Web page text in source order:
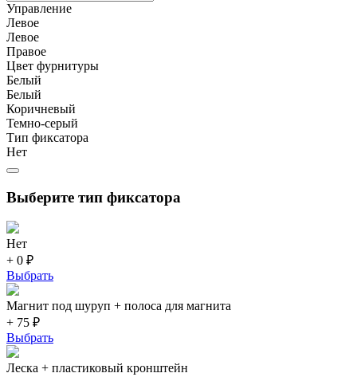
Управление
Левое
Левое
Правое
Цвет фурнитуры
Белый
Белый
Коричневый
Темно-серый
Тип фиксатора
Нет
Выберите тип фиксатора
Нет
+ 0 ₽
Выбрать
Магнит под шуруп + полоса для магнита
+ 75 ₽
Выбрать
Леска + пластиковый кронштейн